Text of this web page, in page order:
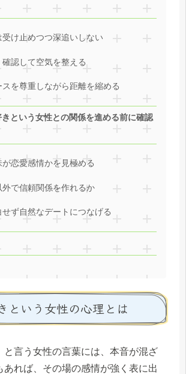
受け止めつつ深追いしない
確認して空気を整える
を尊重しながら距離を縮める
という女性との関係を進める前に確認
恋愛感情かを見極める
外で信頼関係を作れるか
ず自然なデートにつなげる
という女性の心理とは
と言う女性の言葉には、本音が混ざ
あれば、その場の感情が強く表に出